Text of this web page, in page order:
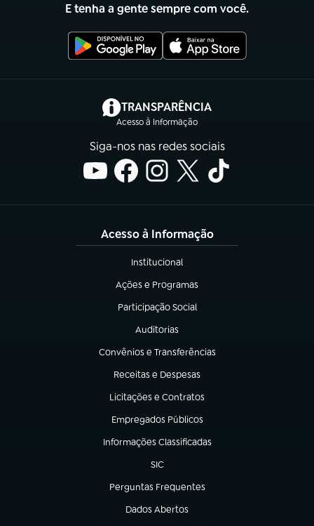
E tenha a gente sempre com você.
TRANSPARÊNCIA
Acesso à Informação
(abre em nova aba)
Siga-nos nas redes sociais
Acesso à Informação
Institucional
(abre em nova aba)
Ações e Programas
(abre em nova aba)
Participação Social
(abre em nova aba)
Auditorias
(abre em nova aba)
Convênios e Transferências
(abre em nova aba)
Receitas e Despesas
(abre em nova aba)
Licitações e Contratos
(abre em nova aba)
Empregados Públicos
(abre em nova aba)
Informações Classificadas
(abre em nova aba)
SIC
(abre em nova aba)
Perguntas Frequentes
(abre em nova aba)
Dados Abertos
(abre em nova aba)